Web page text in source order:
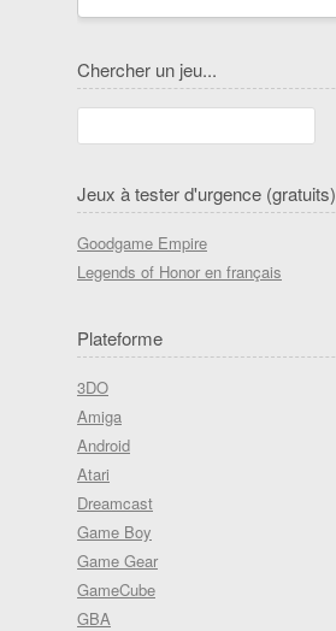
Chercher un jeu...
Jeux à tester d'urgence (gratuits)
Goodgame Empire
Legends of Honor en français
Plateforme
3DO
Amiga
Android
Atari
Dreamcast
Game Boy
Game Gear
GameCube
GBA